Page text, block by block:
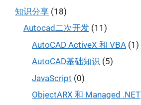
知识分享 (18)
Autocad二次开发 (11)
AutoCAD ActiveX 和 VBA (1)
AutoCAD基础知识 (5)
JavaScript (0)
ObjectARX 和 Managed .NET